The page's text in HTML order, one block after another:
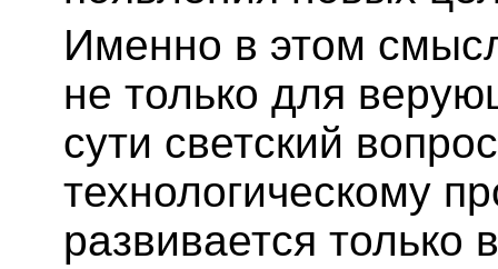
Именно в этом
не только для
сути светский
технологическому
развивается только